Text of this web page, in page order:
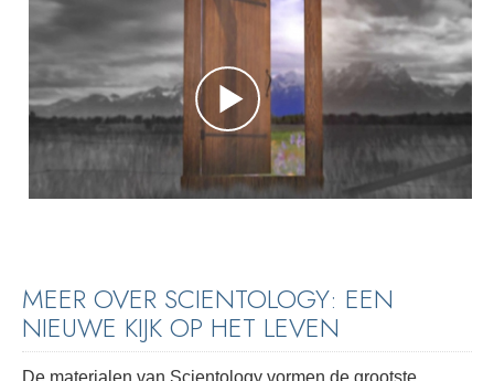
MEER OVER SCIENTOLOGY: EEN
NIEUWE KIJK OP HET LEVEN
De materialen van Scientology vormen de grootste